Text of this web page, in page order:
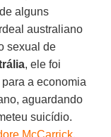
alguns
australiano
sexual de
, ele foi
a economia
aguardando
suicídio.
McCarrick,